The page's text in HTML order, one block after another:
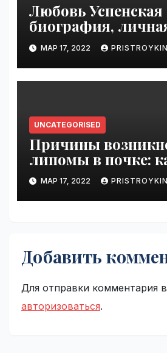
Любовь
биография,
достижения
МАР 17, 2022
UNCATEGORISED
Причины
липомы в почке:
справиться с
МАР 17, 2022
Добавить
Для отправки комментария
авторизоваться.